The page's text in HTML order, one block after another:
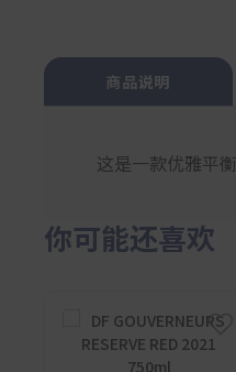
商品说明
这是一款优雅平
你可能还喜欢